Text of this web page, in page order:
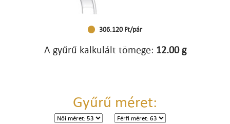
306.120 Ft/pár
A gyűrű kalkulált tömege: 12.00 g
Gyűrű méret: